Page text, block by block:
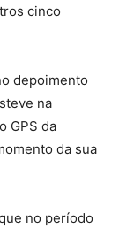
cinco
depoimento
na
GPS da
da sua
no período